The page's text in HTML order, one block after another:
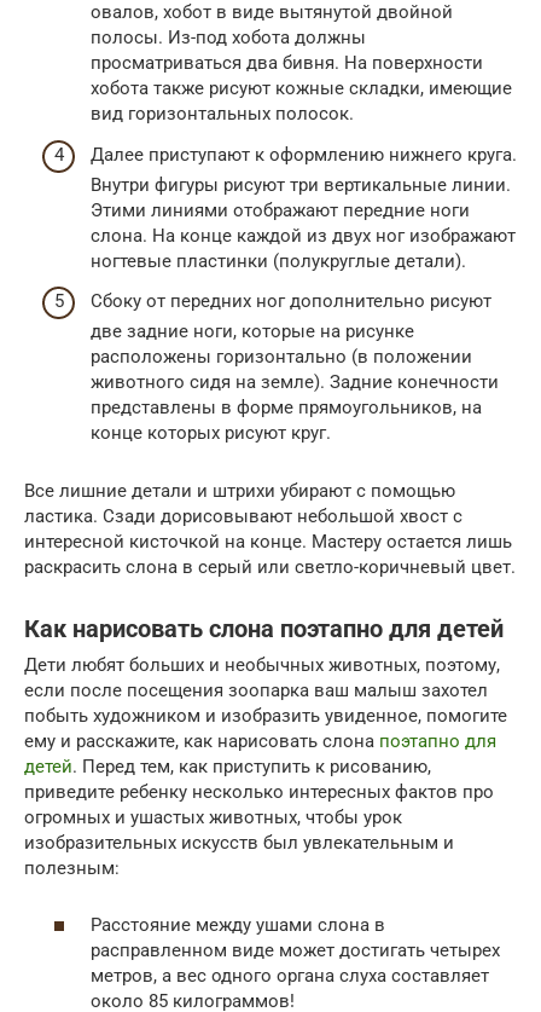
овалов, хобот в виде вытянутой двойной
полосы. Из-под хобота должны
просматриваться два бивня. На поверхности
хобота также рисуют кожные складки, имеющие
вид горизонтальных полосок.
Далее приступают к оформлению нижнего круга.
Внутри фигуры рисуют три вертикальные линии.
Этими линиями отображают передние ноги
слона. На конце каждой из двух ног изображают
ногтевые пластинки (полукруглые детали).
Сбоку от передних ног дополнительно рисуют
две задние ноги, которые на рисунке
расположены горизонтально (в положении
животного сидя на земле). Задние конечности
представлены в форме прямоугольников, на
конце которых рисуют круг.
Все лишние детали и штрихи убирают с помощью
ластика. Сзади дорисовывают небольшой хвост с
интересной кисточкой на конце. Мастеру остается лишь
раскрасить слона в серый или светло-коричневый цвет.
Как нарисовать слона поэтапно для детей
Дети любят больших и необычных животных, поэтому,
если после посещения зоопарка ваш малыш захотел
побыть художником и изобразить увиденное, помогите
ему и расскажите, как нарисовать слона поэтапно для
детей. Перед тем, как приступить к рисованию,
приведите ребенку несколько интересных фактов про
огромных и ушастых животных, чтобы урок
изобразительных искусств был увлекательным и
полезным:
Расстояние между ушами слона в
расправленном виде может достигать четырех
метров, а вес одного органа слуха составляет
около 85 килограммов!